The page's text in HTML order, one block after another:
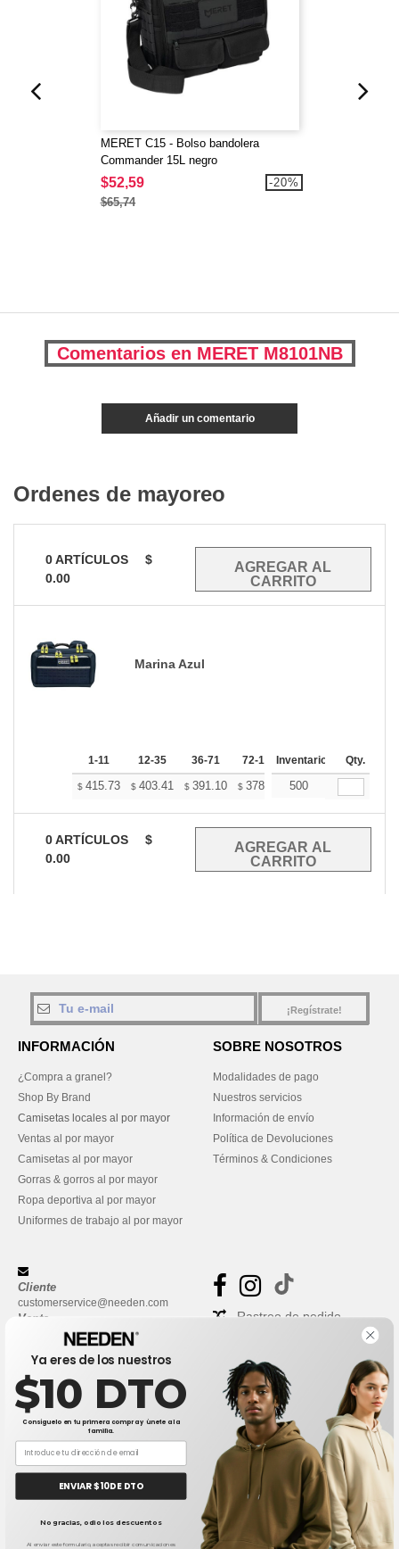
MERET C15 - Bolso bandolera
Commander 15L negro
$52,59
$65,74
-20%
Comentarios en MERET M8101NB
Añadir un comentario
Ordenes de mayoreo
0ARTÍCULOS
$
0.00
Marina Azul
1-11 12-35 36-71 72-143 144-287 288 +
Inventario Qty.
$ 415.73 $ 403.41 $ 391.10 $ 378.78 $366.46
500
0ARTÍCULOS
$
0.00
¡Regístrate!
INFORMACIÓN
¿Compra a granel?
Shop By Brand
Camisetas locales al por mayor
Ventas al por mayor
Camisetas al por mayor
Gorras & gorros al por mayor
Ropa deportiva al por mayor
Uniformes de trabajo al por mayor
SOBRE NOSOTROS
Modalidades de pago
Nuestros servicios
Información de envío
Política de Devoluciones
Términos & Condiciones
Cliente
customerservice@needen.com
Venta
sales@needen.com
Rastreo de pedido
Hola
Si tienes dudas o preguntas, puedes
escribirnos en cualquier momento.
Ya eres de los nuestros
$10 DTO
Consíguelo en tu primera compra y únete a la
familia.
ENVIAR $10 DE DTO
No gracias, odio los descuentos
Al enviar este formulario, aceptas recibir comunicaciones